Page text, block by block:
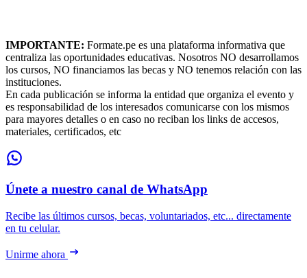
IMPORTANTE: Formate.pe es una plataforma informativa que
centraliza las oportunidades educativas. Nosotros NO desarrollamos
los cursos, NO financiamos las becas y NO tenemos relación con las
instituciones.
En cada publicación se informa la entidad que organiza el evento y
es responsabilidad de los interesados comunicarse con los mismos
para mayores detalles o en caso no reciban los links de accesos,
materiales, certificados, etc
Únete a nuestro canal de WhatsApp
Recibe las últimos cursos, becas, voluntariados, etc... directamente
en tu celular.
Unirme ahora